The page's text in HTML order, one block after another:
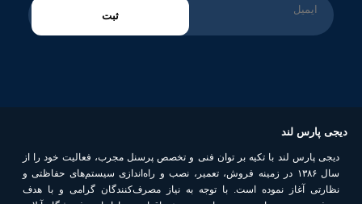
ثبت
دیجی پارس لند
دیجی پارس لند با تکیه بر توان فنی و تخصص پرسنل مجرب، فعالیت خود را از
سال ۱۳۸۶ در زمینه فروش، تعمیر، نصب و راه‌اندازی سیستم‌های حفاظتی و
نظارتی آغاز نموده است. با توجه به نیاز مصرف‌کنندگان گرامی و با هدف